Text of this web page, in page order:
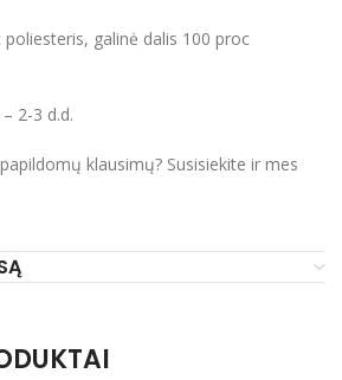
galinė dalis 100 proc
2-3 d.d.
klausimų? Susisiekite ir mes